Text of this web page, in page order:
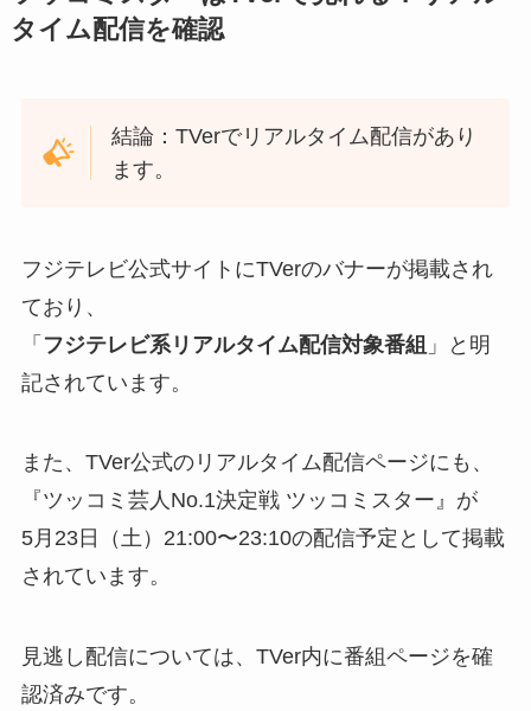
タイム配信を確認
結論：TVerでリアルタイム配信があり
ます。
フジテレビ公式サイトにTVerのバナーが掲載され
ており、
「 フジテレビ系リアルタイム配信対象番組 」と明
記されています。
また、TVer公式のリアルタイム配信ページにも、
『ツッコミ芸人No.1決定戦 ツッコミスター』が
5月23日（土）21:00〜23:10の配信予定として掲載
されています。
見逃し配信については、TVer内に番組ページを確
認済みです。